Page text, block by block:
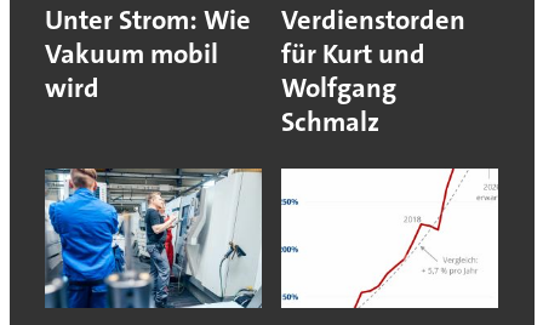
Unter Strom: Wie
Vakuum mobil
wird
Verdienstorden
für Kurt und
Wolfgang
Schmalz